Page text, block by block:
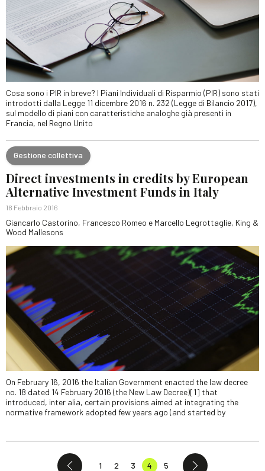
Cosa sono i PIR in breve? I Piani Individuali di Risparmio (PIR) sono stati
introdotti dalla Legge 11 dicembre 2016 n. 232 (Legge di Bilancio 2017),
sul modello di piani con caratteristiche analoghe già presenti in
Francia, nel Regno Unito
Gestione collettiva
Direct investments in credits by European
Alternative Investment Funds in Italy
18 Febbraio 2016
Giancarlo Castorino, Francesco Romeo e Marcello Legrottaglie, King &
Wood Mallesons
On February 16, 2016 the Italian Government enacted the law decree
no. 18 dated 14 February 2016 (the New Law Decree)[1] that
introduced, inter alia, certain provisions aimed at integrating the
normative framework adopted few years ago (and started by
1 2 3 4 5